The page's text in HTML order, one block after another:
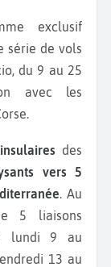
série de vols
du 9 au 25
avec les
des
vers 5
. Au
5 liaisons
lundi 9 au
13 au